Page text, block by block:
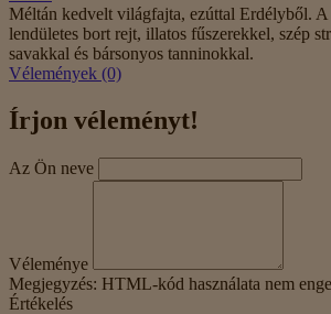
Méltán kedvelt világfajta, ezúttal Erdélyből. A
lendületes bort rejt, illatos fűszerekkel, szép
savakkal és bársonyos tanninokkal.
Vélemények (0)
Írjon véleményt!
Az Ön neve
Véleménye
Megjegyzés: HTML-kód használata nem
Értékelés